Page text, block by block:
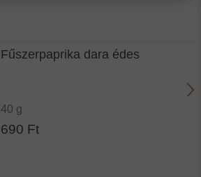
Fűszerpaprika dara édes
40 g
690 Ft